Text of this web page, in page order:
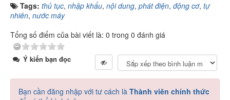
Tags: thủ tục, nhập khẩu, nội dung, phát điện, động cơ, tự
nhiên, nước máy
Tổng số điểm của bài viết là: 0 trong 0 đánh giá
Ý kiến bạn đọc
Bạn cần đăng nhập với tư cách là Thành viên chính thức